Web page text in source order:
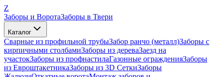
Z
Заборы и ВоротаЗаборы в Твери
Каталог
Сварные из профильной трубыЗабор ранчо (металл)Заборы с
кирпичными столбамиЗаборы из дереваЗаезд на
участокЗаборы из профнастилаГазонные огражденияЗаборы
из ЕвроштакетникаЗаборы из 3D СеткиЗаборы